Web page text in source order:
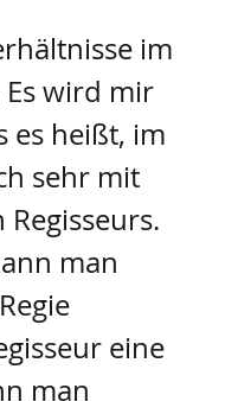
im
wird mir
es heißt, im
sehr mit
man
eine
man